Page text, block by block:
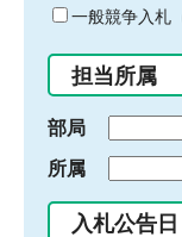
ド
入
力
一般競争入札
担当所属
部局
所属
入札公告日